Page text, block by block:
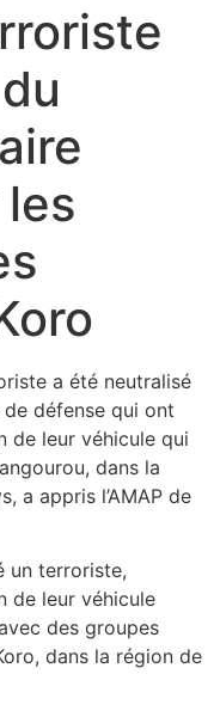
a été neutralisé
défense qui ont
de leur véhicule qui
dans la
a appris l’AMAP de
un terroriste,
de leur véhicule
des groupes
dans la région de